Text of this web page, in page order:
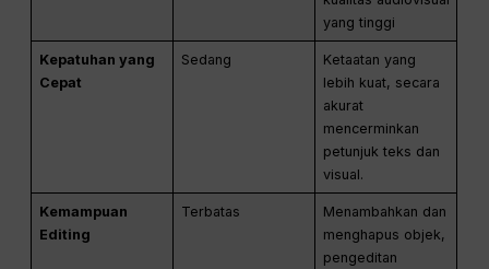
yang tinggi
Kepatuhan yang
Cepat
Sedang
Ketaatan yang
lebih kuat, secara
akurat
mencerminkan
petunjuk teks dan
visual.
Kemampuan
Editing
Terbatas
Menambahkan dan
menghapus objek,
pengeditan